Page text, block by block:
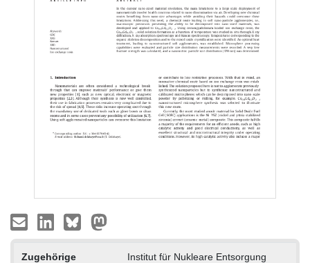
Zugehörige
Institut für Nukleare Entsorgung